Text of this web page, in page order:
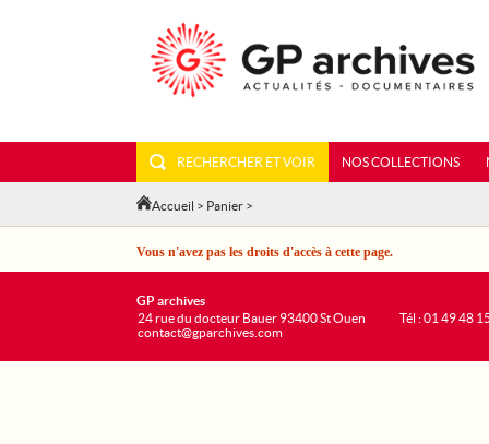
RECHERCHER ET VOIR NOS COLLECTIONS
Accueil > Panier >
Vous n'avez pas les droits d'accès à cette page.
GP archives
24 rue du docteur Bauer 93400 St Ouen
contact@gparchives.com
Tél : 01 49 48